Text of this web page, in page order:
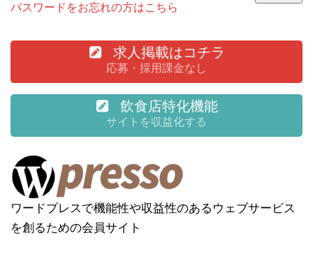
パスワードをお忘れの方はこちら
求人掲載はコチラ
応募・採用課金なし
飲食店特化機能
サイトを収益化する
ワードプレスで機能性や収益性のあるウェブサービス
を創るための会員サイト